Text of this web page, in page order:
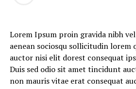
Lorem Ipsum proin gravida nibh
aenean sociosqu sollicitudin lorem
auctor nisi elit dorest consequat
Duis sed odio sit amet tincidunt
non mauris vitae erat consequat